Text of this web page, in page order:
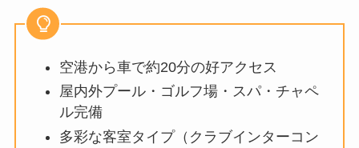
空港から車で約20分の好アクセス
屋内外プール・ゴルフ場・スパ・チャペ
ル完備
多彩な客室タイプ（クラブインターコン